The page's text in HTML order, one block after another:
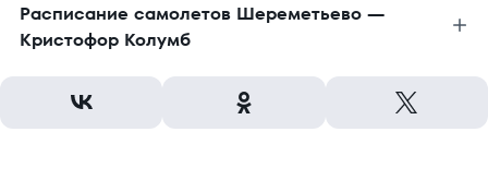
Расписание самолетов Шереметьево —
Кристофор Колумб